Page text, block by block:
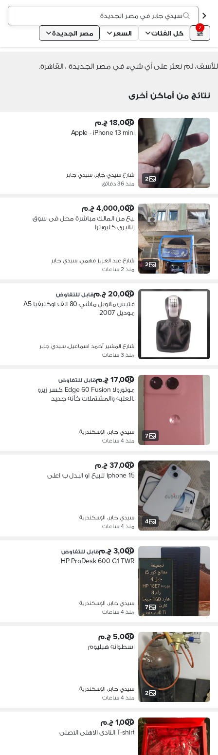
سيدي جابر في مصر الجديدة
2
كل الفئات السعر مصر الجديدة
للأسف، لم نعثر على أي شيء في مصر الجديدة ، القاهرة.
نتائج من أماكن أخرى
2
18,000 ج.م
Apple - iPhone 13 mini
شارع سيدي جابر، سيدي جابر
منذ 36 دقائق
2
4,000,000 ج.م
بيع من المالك مباشرة محل فى سوق
زنانيرى كليوبترا
شارع عبد العزيز فهمي، سيدي جابر
منذ 2 ساعات
20,000 ج.م قابل للتفاوض
فتيس مانويل ماشي 80 الف اوكتيفيا A5
موديل 2007
شارع المشير أحمد اسماعيل، سيدي جابر
منذ 3 ساعات
7
17,000 ج.م قابل للتفاوض
موتورولا Edge 60 Fusion كسر زيرو
بالعلبه والمشتملات كأنه جديد
سيدي جابر، الإسكندرية
منذ 4 ساعات
4
37,000 ج.م
iphone 15 للبيع او البدل ب اعلى
سيدي جابر، الإسكندرية
منذ 4 ساعات
7
3,000 ج.م قابل للتفاوض
HP ProDesk 600 G1 TWR
سيدي جابر، الإسكندرية
منذ 4 ساعات
2
5,000 ج.م
اسطوانه هيليوم
سيدي جابر، الإسكندرية
منذ 4 ساعات
1,000 ج.م
T-shirt النادى الاهلى الاصلى